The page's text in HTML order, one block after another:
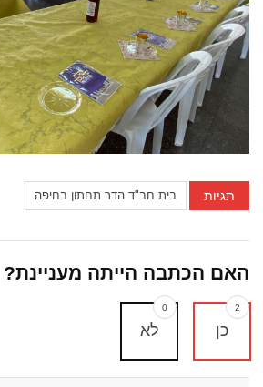
תגיות בית חב"ד הדר תחתון בחיפה
האם הכתבה הייתה מעניינת?
כן
2
לא
0